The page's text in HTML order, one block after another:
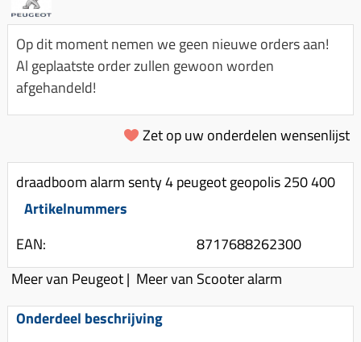
Spanningsregelaar
Toerenbegrenzer
Remlichtschakelaar
Led verlichting
Luchtfilter (delen)
Luchtfilter deksel
Motor blokken
Motorblok (delen)
Pakking (sets)
Vlotterbak pakking
Powerfilter
Schakel (delen)
Sproeiers
Spruitstuk (delen)
Km teller kabel
Kickstart deksel
Kickstartpedaal
Kickstart ronsel
Spiegels
Stuurschakelaar
Rem (delen)
Remgrepen en remhendels
Olie-onderhoudsmiddelen
Oppakbeugel
Scooter alarm
Scooter Kleding
Crossbril
Regenkleding
Rugsteun
Op dit moment nemen we geen nieuwe orders aan!
Al geplaatste order zullen gewoon worden
afgehandeld!
Zet op uw onderdelen wensenlijst
draadboom alarm senty 4 peugeot geopolis 250 400
Artikelnummers
EAN:
8717688262300
Meer van Peugeot| Meer van Scooter alarm
Onderdeel beschrijving